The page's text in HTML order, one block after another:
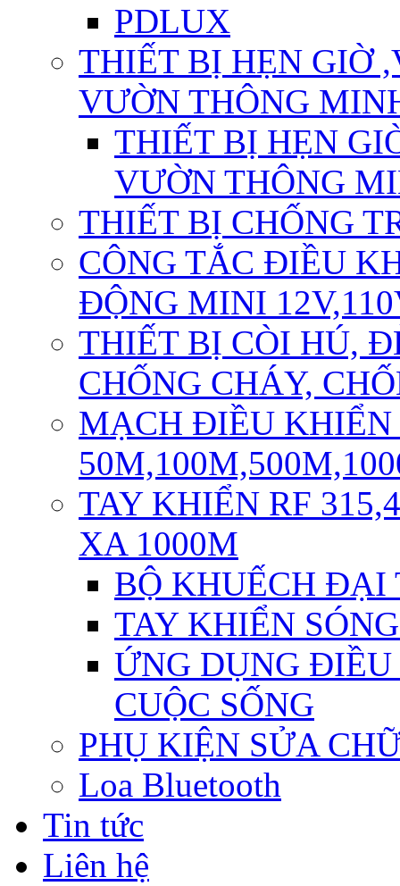
PDLUX
THIẾT BỊ HẸN GIỜ
VƯỜN THÔNG
THIẾT BỊ HẸN
VƯỜN THÔNG
THIẾT BỊ CHỐNG
CÔNG TẮC ĐIỀU
ĐỘNG MINI
THIẾT BỊ CÒI HÚ,
CHỐNG CHÁY,
MẠCH ĐIỀU
TAY KHIỂN RF
XA 1000M
BỘ KHUẾCH ĐẠI
TAY KHIỂN
ỨNG DỤNG
CUỘC SỐNG
PHỤ KIỆN SỬA
Loa Bluetooth
Tin tức
Liên hệ